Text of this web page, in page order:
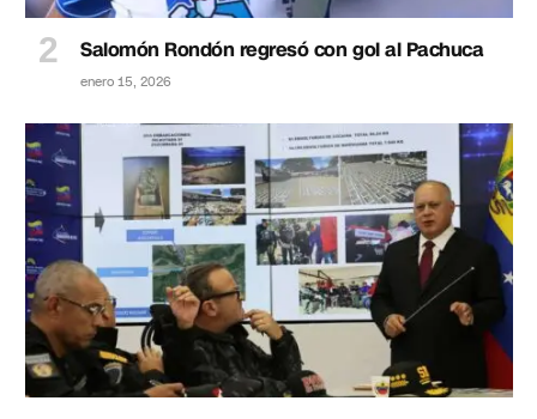
Salomón Rondón regresó con gol al Pachuca
enero 15, 2026